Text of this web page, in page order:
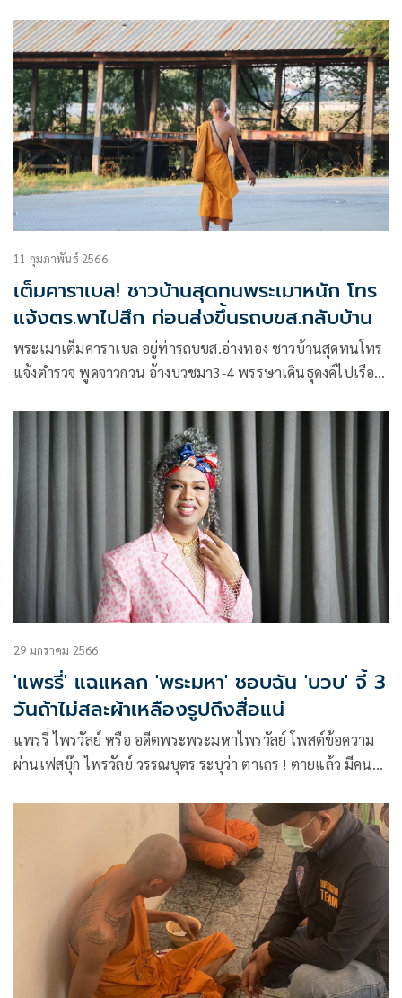
“พระเค ร้อยล้าน” ได้มีการประสานเจ้าคณะจังหวัดสุรินทร์
(ธรรมยุต
11 กุมภาพันธ์ 2566
เต็มคาราเบล! ชาวบ้านสุดทนพระเมาหนัก โทร
แจ้งตร.พาไปสึก ก่อนส่งขึ้นรถบขส.กลับบ้าน
พระเมาเต็มคาราเบล อยู่ท่ารถบขส.อ่างทอง ชาวบ้านสุดทนโทร
แจ้งตำรวจ พูดจาวกวน อ้างบวชมา3-4 พรรษาเดินธุดงค์ไปเรือย
เดียวพาไปสึกก่อนส่งท่ารถบขส.เพื่อเดินทางกลับบ้าน
29 มกราคม 2566
'แพรรี่' แฉแหลก 'พระมหา' ชอบฉัน 'บวบ' จี้ 3
วันถ้าไม่สละผ้าเหลืองรูปถึงสื่อแน่
แพรรี่ ไพรวัลย์ หรือ อดีตพระพระมหาไพรวัลย์ โพสต์ข้อความ
ผ่านเฟสบุ๊ก ไพรวัลย์ วรรณบุตร ระบุว่า ตาเถร ! ตายแล้ว มีคนส่ง